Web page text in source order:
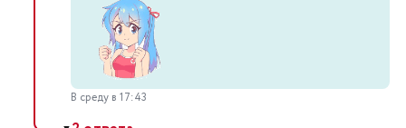
В среду в 17:43